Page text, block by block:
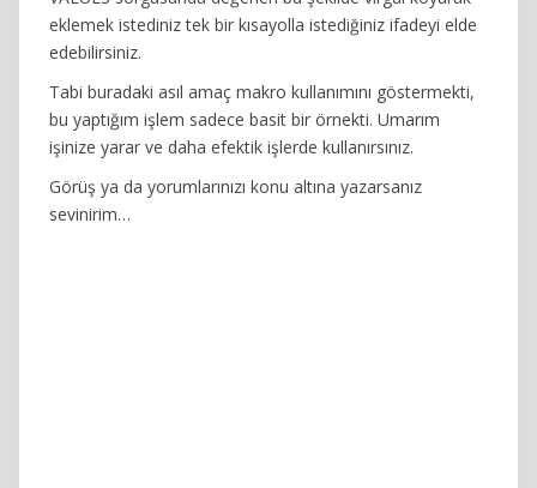
eklemek istediniz tek bir kısayolla istediğiniz ifadeyi elde
edebilirsiniz.
Tabi buradaki asıl amaç makro kullanımını göstermekti,
bu yaptığım işlem sadece basit bir örnekti. Umarım
işinize yarar ve daha efektik işlerde kullanırsınız.
Görüş ya da yorumlarınızı konu altına yazarsanız
sevinirim…